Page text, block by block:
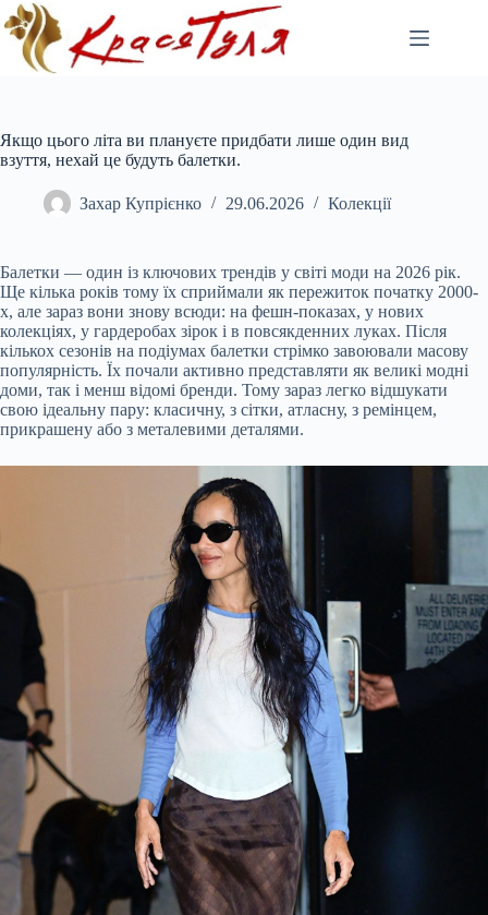
Перейти
до
вмісту
Якщо цього літа ви плануєте придбати лише один вид
взуття, нехай це будуть балетки.
Захар Купрієнко 29.06.2026 Колекції
Балетки — один із ключових трендів у світі моди на 2026 рік.
Ще кілька років тому їх сприймали як пережиток початку 2000-
х, але зараз вони знову всюди: на фешн-показах, у нових
колекціях, у гардеробах зірок і в повсякденних луках. Після
кількох сезонів на подіумах балетки стрімко завоювали масову
популярність. Їх почали активно представляти як великі модні
доми, так і менш відомі бренди. Тому зараз легко відшукати
свою ідеальну пару: класичну, з сітки, атласну, з ремінцем,
прикрашену або з металевими деталями.